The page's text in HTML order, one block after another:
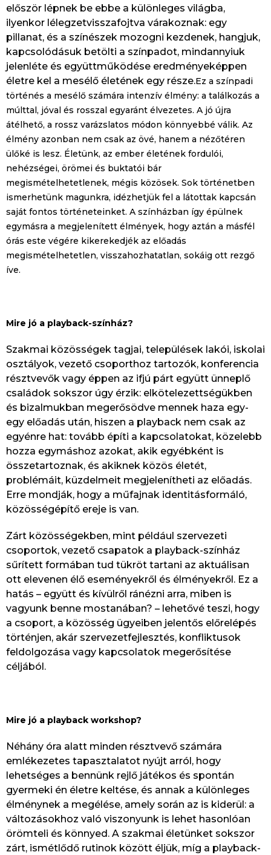
először lépnek be ebbe a különleges világba,
ilyenkor lélegzetvisszafojtva várakoznak: egy
pillanat, és a színészek mozogni kezdenek, hangjuk,
kapcsolódásuk betölti a színpadot, mindannyiuk
jelenléte és együttműködése eredményeképpen
életre kel a mesélő életének egy része.Ez a színpadi
történés a mesélő számára intenzív élmény: a találkozás a
múlttal, jóval és rosszal egyaránt élvezetes. A jó újra
átélhető, a rossz varázslatos módon könnyebbé válik. Az
élmény azonban nem csak az övé, hanem a nézőtéren
ülőké is lesz. Életünk, az ember életének fordulói,
nehézségei, örömei és buktatói bár
megismételhetetlenek, mégis közösek. Sok történetben
ismerhetünk magunkra, idézhetjük fel a látottak kapcsán
saját fontos történeteinket. A színházban így épülnek
egymásra a megjelenített élmények, hogy aztán a másfél
órás este végére kikerekedjék az előadás
megismételhetetlen, visszahozhatatlan, sokáig ott rezgő
íve.
Mire jó a playback-színház?
Szakmai közösségek tagjai, települések lakói, iskolai
osztályok, vezető csoporthoz tartozók, konferencia
résztvevők vagy éppen az ifjú párt együtt ünneplő
családok sokszor úgy érzik: elkötelezettségükben
és bizalmukban megerősödve mennek haza egy-
egy előadás után, hiszen a playback nem csak az
egyénre hat: tovább építi a kapcsolatokat, közelebb
hozza egymáshoz azokat, akik egyébként is
összetartoznak, és akiknek közös életét,
problémáit, küzdelmeit megjelenítheti az előadás.
Erre mondják, hogy a műfajnak identitásformáló,
közösségépítő ereje is van.
Zárt közösségekben, mint például szervezeti
csoportok, vezető csapatok a playback-színház
sűrített formában tud tükröt tartani az aktuálisan
ott elevenen élő eseményekről és élményekről. Ez a
hatás – együtt és kívülről ránézni arra, miben is
vagyunk benne mostanában? – lehetővé teszi, hogy
a csoport, a közösség ügyeiben jelentős előrelépés
történjen, akár szervezetfejlesztés, konfliktusok
feldolgozása vagy kapcsolatok megerősítése
céljából.
Mire jó a playback workshop?
Néhány óra alatt minden résztvevő számára
emlékezetes tapasztalatot nyújt arról, hogy
lehetséges a bennünk rejlő játékos és spontán
gyermeki én életre keltése, és annak a különleges
élménynek a megélése, amely során az is kiderül: a
változásokhoz való viszonyunk is lehet hasonlóan
örömteli és könnyed. A szakmai életünket sokszor
zárt, ismétlődő rutinok között éljük, míg a playback-